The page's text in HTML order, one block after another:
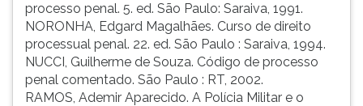
processo penal. 5. ed. São Paulo: Saraiva, 1991.
NORONHA, Edgard Magalhães. Curso de direito
processual penal. 22. ed. São Paulo : Saraiva, 1994.
NUCCI, Guilherme de Souza. Código de processo
penal comentado. São Paulo : RT, 2002.
RAMOS, Ademir Aparecido. A Polícia Militar e o